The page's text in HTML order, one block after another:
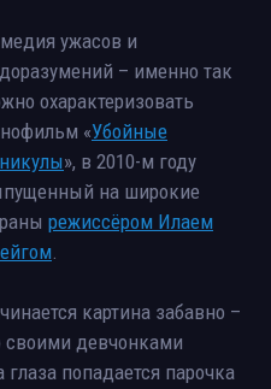
ужасов и
– именно так
охарактеризовать
«Убойные
», в 2010-м году
на широкие
режиссёром Илаем
картина забавно –
своими девчонками
попадается парочка